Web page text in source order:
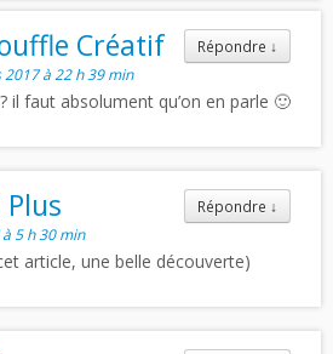
Répondre ↓
Créatif
2017 à 22 h 39 min
il faut absolument qu’on en parle 🙂
Répondre ↓
5 h 30 min
article, une belle découverte)